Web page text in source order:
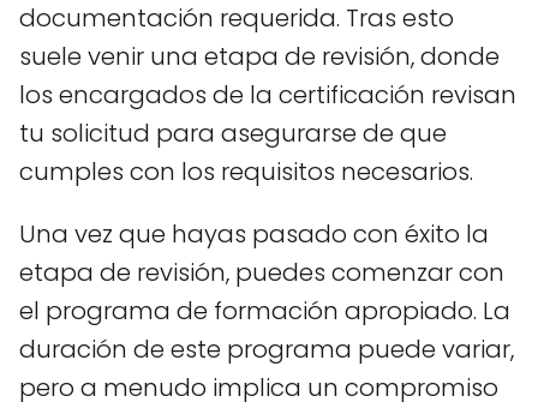
documentación requerida. Tras esto
suele venir una etapa de revisión, donde
los encargados de la certificación revisan
tu solicitud para asegurarse de que
cumples con los requisitos necesarios.
Una vez que hayas pasado con éxito la
etapa de revisión, puedes comenzar con
el programa de formación apropiado. La
duración de este programa puede variar,
pero a menudo implica un compromiso